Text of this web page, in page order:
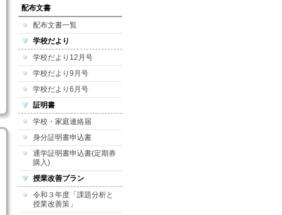
配布文書
配布文書一覧
学校だより
学校だより12月号
学校だより9月号
学校だより6月号
証明書
学校・家庭連絡届
身分証明書申込書
通学証明書申込書(定期券
購入)
授業改善プラン
令和３年度「課題分析と
授業改善策」